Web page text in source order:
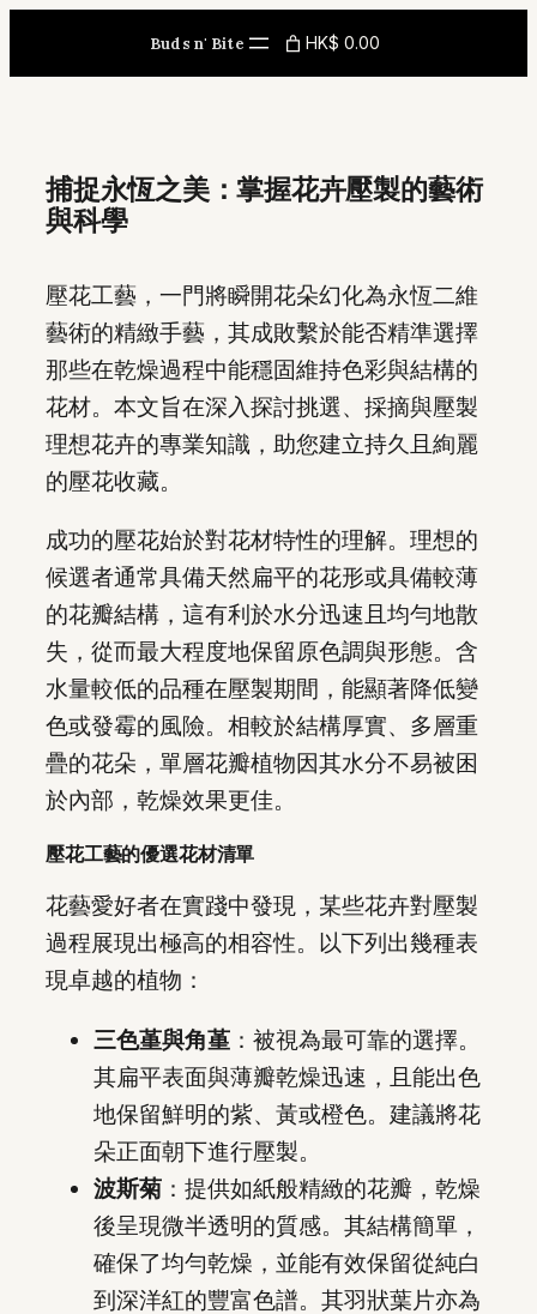
content
Buds n' Bite HK$ 0.00
捕捉永恆之美：掌握花卉壓製的藝術
與科學
壓花工藝，一門將瞬開花朵幻化為永恆二維
藝術的精緻手藝，其成敗繫於能否精準選擇
那些在乾燥過程中能穩固維持色彩與結構的
花材。本文旨在深入探討挑選、採摘與壓製
理想花卉的專業知識，助您建立持久且絢麗
的壓花收藏。
成功的壓花始於對花材特性的理解。理想的
候選者通常具備天然扁平的花形或具備較薄
的花瓣結構，這有利於水分迅速且均勻地散
失，從而最大程度地保留原色調與形態。含
水量較低的品種在壓製期間，能顯著降低變
色或發霉的風險。相較於結構厚實、多層重
疊的花朵，單層花瓣植物因其水分不易被困
於內部，乾燥效果更佳。
壓花工藝的優選花材清單
花藝愛好者在實踐中發現，某些花卉對壓製
過程展現出極高的相容性。以下列出幾種表
現卓越的植物：
三色堇與角堇 ：被視為最可靠的選擇。
其扁平表面與薄瓣乾燥迅速，且能出色
地保留鮮明的紫、黃或橙色。建議將花
朵正面朝下進行壓製。
波斯菊 ：提供如紙般精緻的花瓣，乾燥
後呈現微半透明的質感。其結構簡單，
確保了均勻乾燥，並能有效保留從純白
到深洋紅的豐富色譜。其羽狀葉片亦為